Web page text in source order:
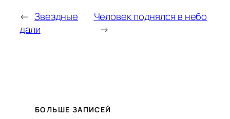
← Звездные
дали
Человек поднялся в небо
→
БОЛЬШЕ ЗАПИСЕЙ